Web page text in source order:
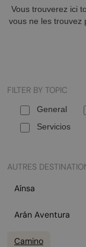
Vous trouverez ici
vous ne les trouvez
FILTER BY TOPIC
General
Servicios
AUTRES
Aínsa
Arán Aventura
Camino